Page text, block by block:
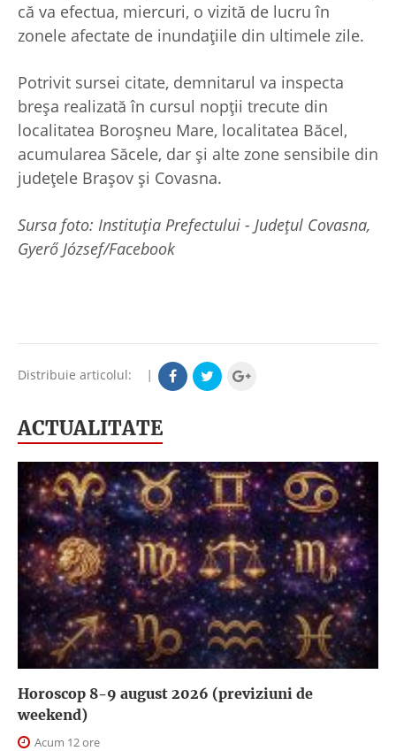
că va efectua, miercuri, o vizită de lucru în
zonele afectate de inundaţiile din ultimele zile.
Potrivit sursei citate, demnitarul va inspecta
breşa realizată în cursul nopţii trecute din
localitatea Boroşneu Mare, localitatea Băcel,
acumularea Săcele, dar şi alte zone sensibile din
judeţele Braşov şi Covasna.
Sursa foto: Instituția Prefectului - Județul Covasna,
Gyerő József/Facebook
Distribuie articolul: |
ACTUALITATE
Horoscop 8-9 august 2026 (previziuni de
weekend)
Acum 12 ore